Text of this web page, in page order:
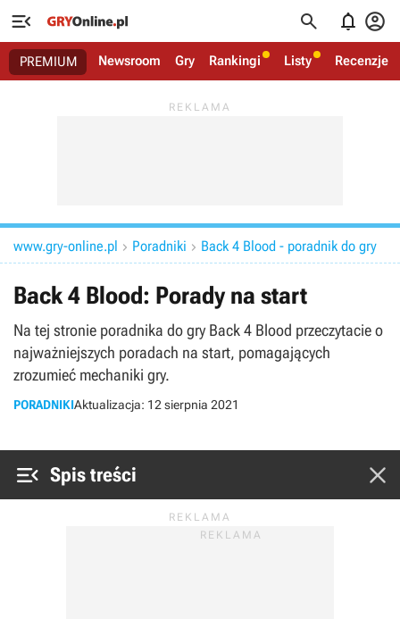
   
PREMIUM Newsroom Gry Rankingi Listy Recenzje
www.gry-online.pl  Poradniki  Back 4 Blood - poradnik do gry
Back 4 Blood: Porady na start
Na tej stronie poradnika do gry Back 4 Blood przeczytacie o
najważniejszych poradach na start, pomagających
zrozumieć mechaniki gry.
PORADNIKIAktualizacja: 12 sierpnia 2021
 Spis treści 